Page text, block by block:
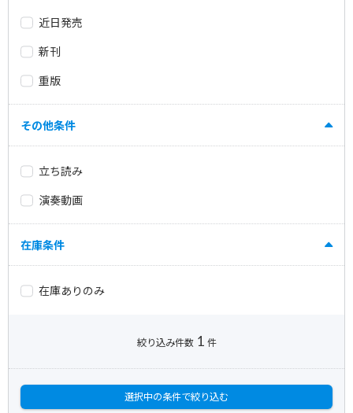
近日発売
新刊
重版
その他条件
立ち読み
演奏動画
在庫条件
在庫ありのみ
絞り込み件数 1 件
選択中の条件で絞り込む